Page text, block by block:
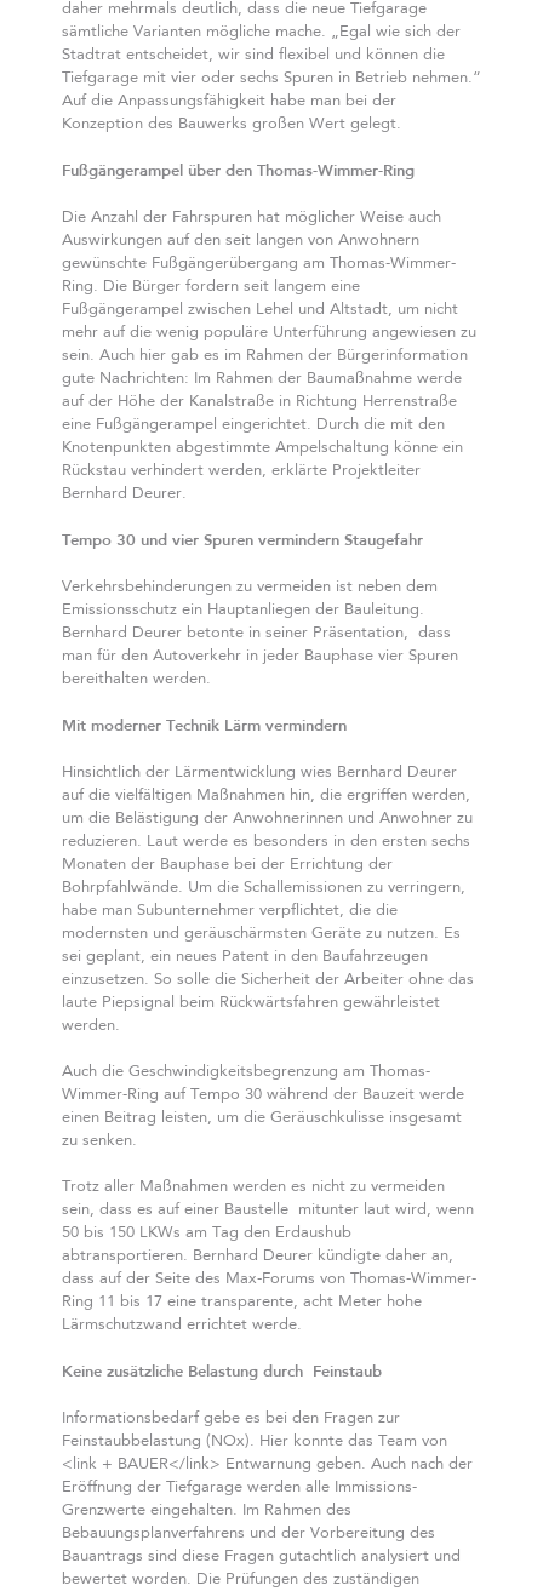
daher mehrmals deutlich, dass die neue Tiefgarage
sämtliche Varianten mögliche mache. „Egal wie sich der
Stadtrat entscheidet, wir sind flexibel und können die
Tiefgarage mit vier oder sechs Spuren in Betrieb nehmen.“
Auf die Anpassungsfähigkeit habe man bei der
Konzeption des Bauwerks großen Wert gelegt.
Fußgängerampel über den Thomas-Wimmer-Ring
Die Anzahl der Fahrspuren hat möglicher Weise auch
Auswirkungen auf den seit langen von Anwohnern
gewünschte Fußgängerübergang am Thomas-Wimmer-
Ring. Die Bürger fordern seit langem eine
Fußgängerampel zwischen Lehel und Altstadt, um nicht
mehr auf die wenig populäre Unterführung angewiesen zu
sein. Auch hier gab es im Rahmen der Bürgerinformation
gute Nachrichten: Im Rahmen der Baumaßnahme werde
auf der Höhe der Kanalstraße in Richtung Herrenstraße
eine Fußgängerampel eingerichtet. Durch die mit den
Knotenpunkten abgestimmte Ampelschaltung könne ein
Rückstau verhindert werden, erklärte Projektleiter
Bernhard Deurer.
Tempo 30 und vier Spuren vermindern Staugefahr
Verkehrsbehinderungen zu vermeiden ist neben dem
Emissionsschutz ein Hauptanliegen der Bauleitung.
Bernhard Deurer betonte in seiner Präsentation, dass
man für den Autoverkehr in jeder Bauphase vier Spuren
bereithalten werden.
Mit moderner Technik Lärm vermindern
Hinsichtlich der Lärmentwicklung wies Bernhard Deurer
auf die vielfältigen Maßnahmen hin, die ergriffen werden,
um die Belästigung der Anwohnerinnen und Anwohner zu
reduzieren. Laut werde es besonders in den ersten sechs
Monaten der Bauphase bei der Errichtung der
Bohrpfahlwände. Um die Schallemissionen zu verringern,
habe man Subunternehmer verpflichtet, die die
modernsten und geräuschärmsten Geräte zu nutzen. Es
sei geplant, ein neues Patent in den Baufahrzeugen
einzusetzen. So solle die Sicherheit der Arbeiter ohne das
laute Piepsignal beim Rückwärtsfahren gewährleistet
werden.
Auch die Geschwindigkeitsbegrenzung am Thomas-
Wimmer-Ring auf Tempo 30 während der Bauzeit werde
einen Beitrag leisten, um die Geräuschkulisse insgesamt
zu senken.
Trotz aller Maßnahmen werden es nicht zu vermeiden
sein, dass es auf einer Baustelle mitunter laut wird, wenn
50 bis 150 LKWs am Tag den Erdaushub
abtransportieren. Bernhard Deurer kündigte daher an,
dass auf der Seite des Max-Forums von Thomas-Wimmer-
Ring 11 bis 17 eine transparente, acht Meter hohe
Lärmschutzwand errichtet werde.
Keine zusätzliche Belastung durch Feinstaub
Informationsbedarf gebe es bei den Fragen zur
Feinstaubbelastung (NOx). Hier konnte das Team von
<link + BAUER</link> Entwarnung geben. Auch nach der
Eröffnung der Tiefgarage werden alle Immissions-
Grenzwerte eingehalten. Im Rahmen des
Bebauungsplanverfahrens und der Vorbereitung des
Bauantrags sind diese Fragen gutachtlich analysiert und
bewertet worden. Die Prüfungen des zuständigen